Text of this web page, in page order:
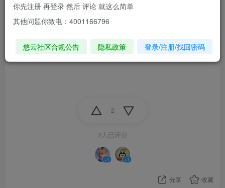
    申请所有权限
()
    订阅事件
()
结束 类
2
2人已评分
+1 +1
分享 收藏
你先注册 再登录 然后 评论 就这么简单
其他问题你致电：4001166796
悠云社区合规公告 隐私政策 登录/注册/找回密码